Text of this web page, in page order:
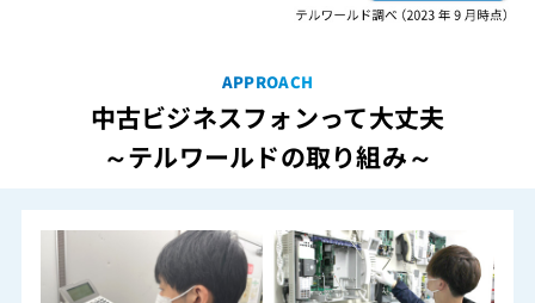
APPROACH
中古ビジネスフォンって大丈夫
～テルワールドの取り組み～